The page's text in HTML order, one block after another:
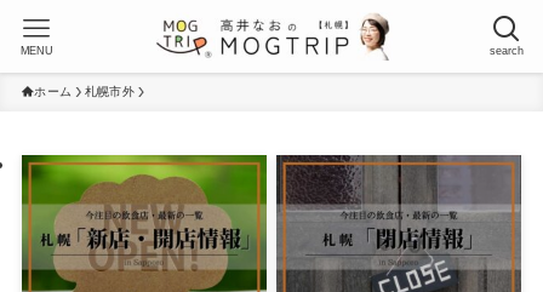
search
MENU
ホーム 札幌市外